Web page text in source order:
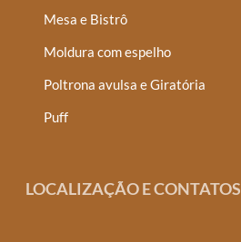
Mesa e Bistrô
Moldura com espelho
Poltrona avulsa e Giratória
Puff
LOCALIZAÇÃO E CONTATOS